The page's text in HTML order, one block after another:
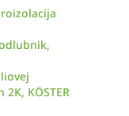
KÖSTER